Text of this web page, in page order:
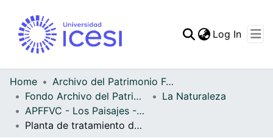
Statistics
Log In
Home
Archivo del Patrimonio Fotográfico y Fílmico del Valle del Cauca
Fondo Archivo del Patrimonio Fotográfico y Fílmico del Valle del Cauca
La Naturaleza
APFFVC - Los Paisajes - Patrimonial
Planta de tratamiento del acueducto, Infraestructura de desarrollo urbano